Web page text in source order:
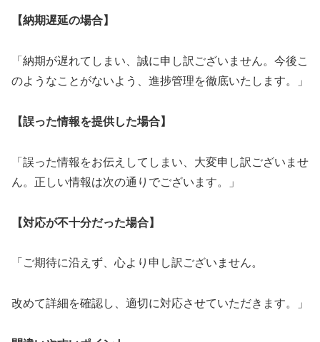
【納期遅延の場合】
「納期が遅れてしまい、誠に申し訳ございません。今後こ
のようなことがないよう、進捗管理を徹底いたします。」
【誤った情報を提供した場合】
「誤った情報をお伝えしてしまい、大変申し訳ございませ
ん。正しい情報は次の通りでございます。」
【対応が不十分だった場合】
「ご期待に沿えず、心より申し訳ございません。
改めて詳細を確認し、適切に対応させていただきます。」